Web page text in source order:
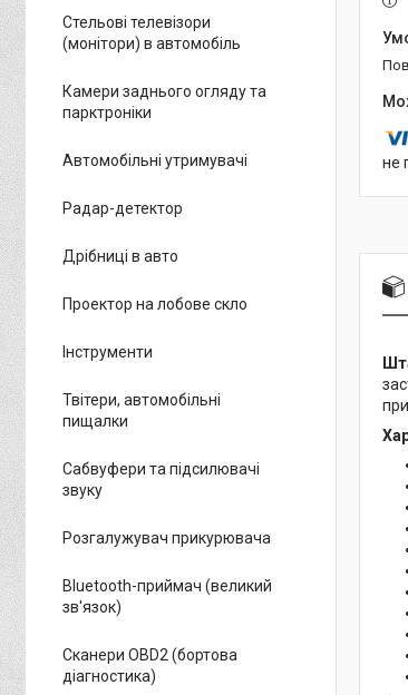
не
Стельові телевізори
(монітори) в автомобіль
Камери заднього огляду та
парктроніки
Автомобільні утримувачі
Радар-детектор
Дрібниці в авто
Проектор на лобове скло
Інструменти
Твітери, автомобільні
пищалки
Сабвуфери та підсилювачі
звуку
Розгалужувач прикурювача
Bluetooth-приймач (великий
зв'язок)
Сканери OBD2 (бортова
діагностика)